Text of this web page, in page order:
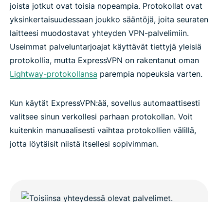
joista jotkut ovat toisia nopeampia. Protokollat ovat
yksinkertaisuudessaan joukko sääntöjä, joita seuraten
laitteesi muodostavat yhteyden VPN-palvelimiin.
Useimmat palveluntarjoajat käyttävät tiettyjä yleisiä
protokollia, mutta ExpressVPN on rakentanut oman
Lightway-protokollansa parempia nopeuksia varten.
Kun käytät ExpressVPN:ää, sovellus automaattisesti
valitsee sinun verkollesi parhaan protokollan. Voit
kuitenkin manuaalisesti vaihtaa protokollien välillä,
jotta löytäisit niistä itsellesi sopivimman.